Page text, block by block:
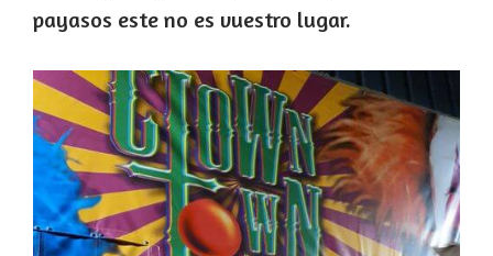
payasos este no es vuestro lugar.